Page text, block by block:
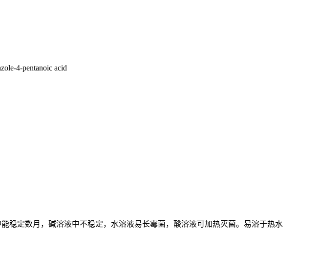
4-pentanoic acid
稳定数月，碱溶液中不稳定，水溶液易长霉菌，酸溶液可加热灭菌。易溶于热水